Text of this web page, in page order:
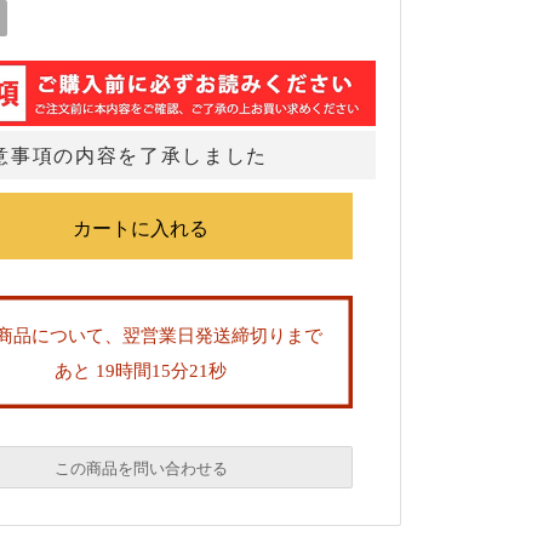
事項の内容を了承しました
品について、翌営業日発送締切りまで
あと 19時間15分20秒
この商品を問い合わせる